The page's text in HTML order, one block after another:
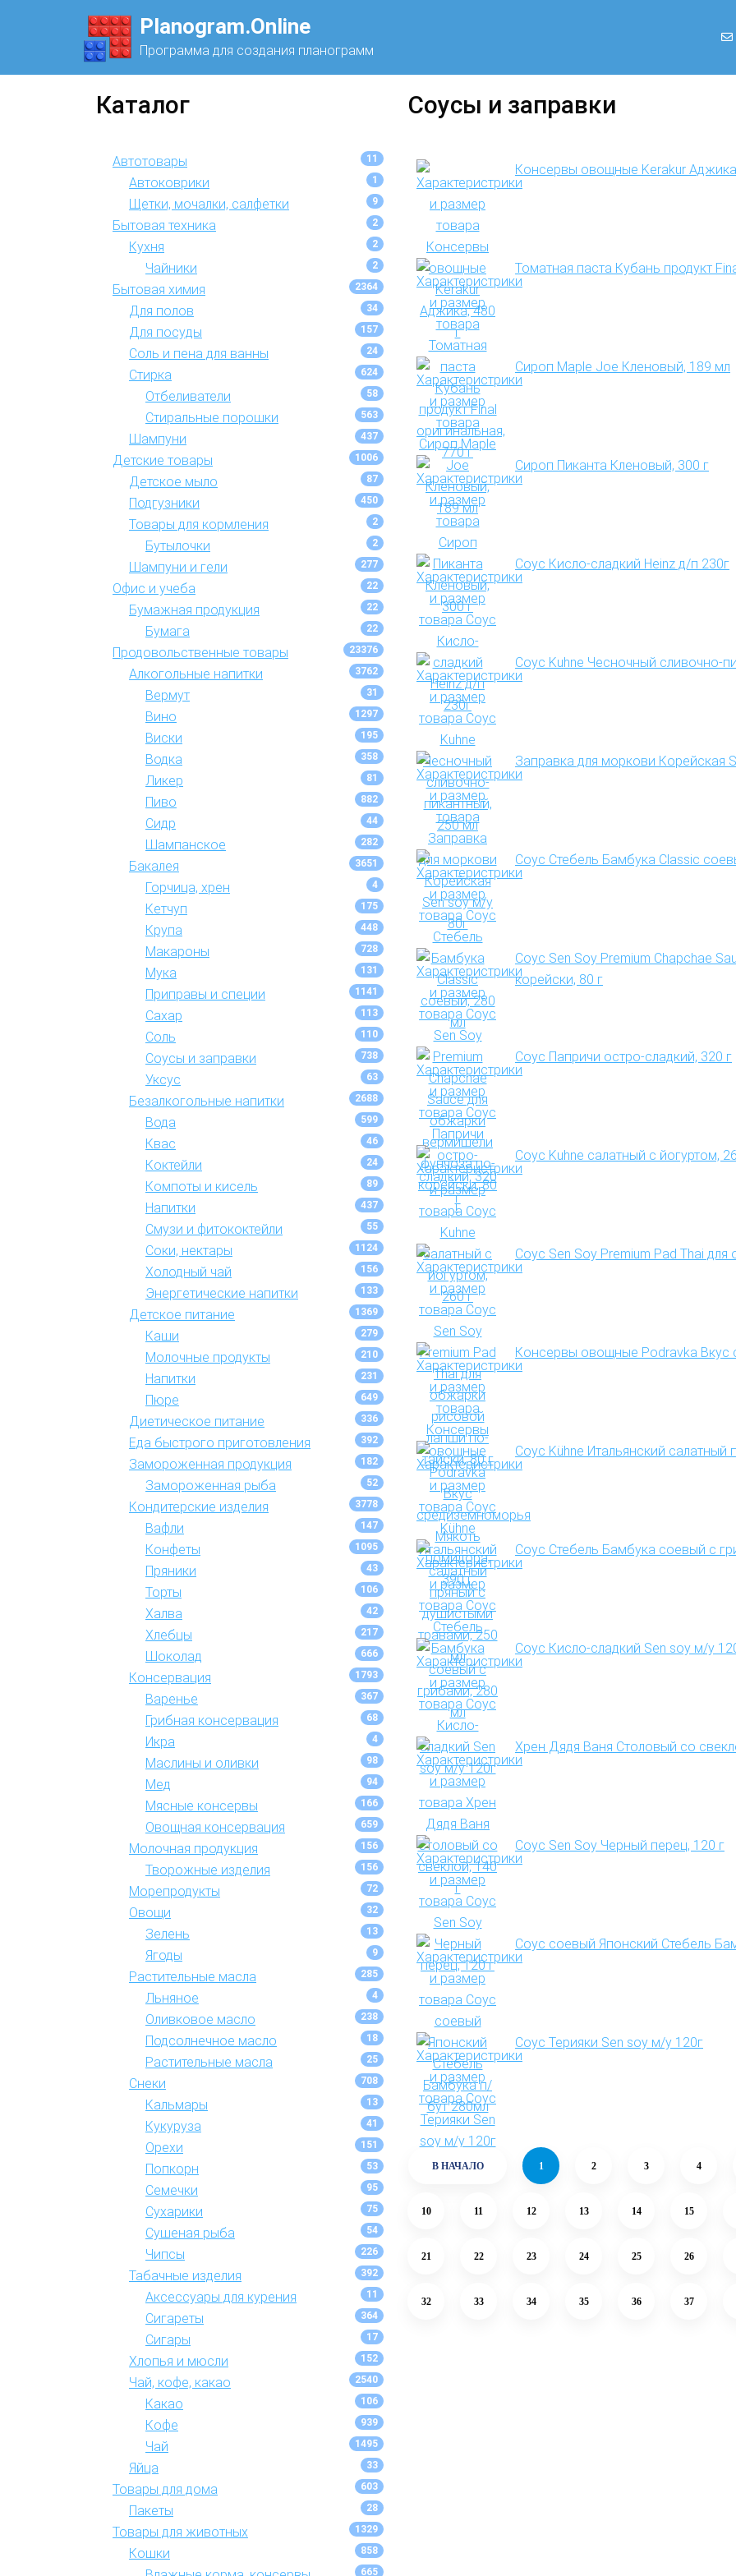
Planogram.Online
Программа для создания планограмм
Каталог
Автотовары 11
Автоковрики 1
Щетки, мочалки, салфетки 9
Бытовая техника 2
Кухня 2
Чайники 2
Бытовая химия 2364
Для полов 34
Для посуды 157
Соль и пена для ванны 24
Стирка 624
Отбеливатели 58
Стиральные порошки 563
Шампуни 437
Детские товары 1006
Детское мыло 87
Подгузники 450
Товары для кормления 2
Бутылочки 2
Шампуни и гели 277
Офис и учеба 22
Бумажная продукция 22
Бумага 22
Продовольственные товары 23376
Алкогольные напитки 3762
Вермут 31
Вино 1297
Виски 195
Водка 358
Ликер 81
Пиво 882
Сидр 44
Шампанское 282
Бакалея 3651
Горчица, хрен 4
Кетчуп 175
Крупа 448
Макароны 728
Мука 131
Приправы и специи 1141
Сахар 113
Соль 110
Соусы и заправки 738
Уксус 63
Безалкогольные напитки 2688
Вода 599
Квас 46
Коктейли 24
Компоты и кисель 89
Напитки 437
Смузи и фитококтейли 55
Соки, нектары 1124
Холодный чай 156
Энергетические напитки 133
Детское питание 1369
Каши 279
Молочные продукты 210
Напитки 231
Пюре 649
Диетическое питание 336
Еда быстрого приготовления 392
Замороженная продукция 182
Замороженная рыба 52
Кондитерские изделия 3778
Вафли 147
Конфеты 1095
Пряники 43
Торты 106
Халва 42
Хлебцы 217
Шоколад 666
Консервация 1793
Варенье 367
Грибная консервация 68
Икра 4
Маслины и оливки 98
Мед 94
Мясные консервы 166
Овощная консервация 659
Молочная продукция 156
Творожные изделия 156
Морепродукты 72
Овощи 32
Зелень 13
Ягоды 9
Растительные масла 285
Льняное 4
Оливковое масло 238
Подсолнечное масло 18
Растительные масла 25
Снеки 708
Кальмары 13
Кукуруза 41
Орехи 151
Попкорн 53
Семечки 95
Сухарики 75
Сушеная рыба 54
Чипсы 226
Табачные изделия 392
Аксессуары для курения 11
Сигареты 364
Сигары 17
Хлопья и мюсли 152
Чай, кофе, какао 2540
Какао 106
Кофе 939
Чай 1495
Яйца 33
Товары для дома 603
Пакеты 28
Товары для животных 1329
Кошки 858
665
Соусы и заправки
Консервы овощные Kerakur
Томатная паста Кубань продукт
Сироп Maple Joe Кленовый, 189 мл
Сироп Пиканта Кленовый, 300 г
Соус Кисло-сладкий Heinz д/п 230г
Соус Kuhne Чесночный сливочно-
Заправка для моркови Корейская
Соус Стебель Бамбука Classic
Соус Sen Soy Premium Chapchae
корейски, 80 г
Соус Папричи остро-сладкий, 320 г
Соус Kuhne салатный с йогуртом,
Соус Sen Soy Premium Pad Thai
Консервы овощные Podravka Вкус
Соус Kühne Итальянский
Соус Стебель Бамбука соевый с
Соус Кисло-сладкий Sen soy м/у
Хрен Дядя Ваня Столовый со
Соус Sen Soy Черный перец, 120 г
Соус соевый Японский Стебель
Соус Терияки Sen soy м/у 120г
В НАЧАЛО 1 2 3 4
10 11 12 13 14 15
21 22 23 24 25 26
32 33 34 35 36 37